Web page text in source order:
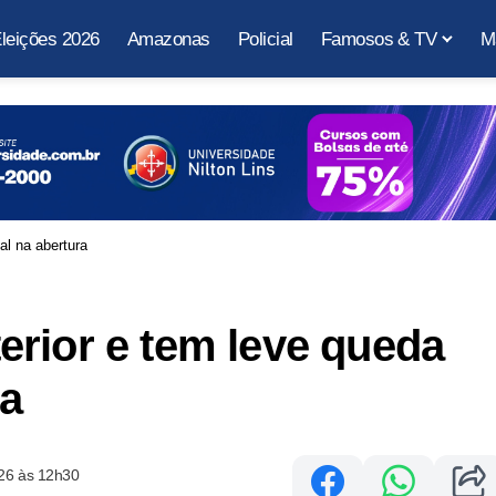
2026 Amazonas Policial Famosos & TV
na abertura
e tem leve queda
às 12h30